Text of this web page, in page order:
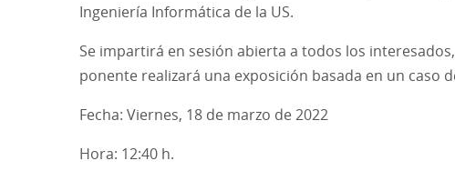
Ingeniería Informática de la US.
Se impartirá en sesión abierta a todos los
ponente realizará una exposición basada en un caso
Fecha: Viernes, 18 de marzo de 2022
Hora: 12:40 h.